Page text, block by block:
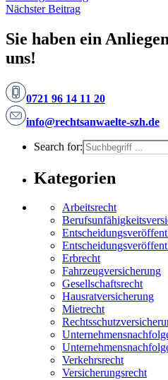
Nächster Beitrag
Sie haben ein
uns!
0721 96 14 11 20
info@rechtsanwaelte-szh.de
Search for:
Kategorien
Arbeitsrecht
Erbrecht
Fahrzeugversicherung
Gesellschaftsrecht
Hausratversicherung
Mietrecht
Verkehrsrecht
Versicherungsrecht